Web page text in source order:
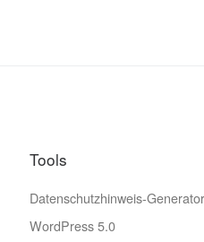
Tools
Datenschutzhinweis-Generator
WordPress 5.0